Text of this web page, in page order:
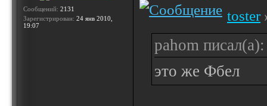
Сообщений: 2131
Зарегистрирован: 24 янв 2010,
19:07
toster
pahom писал(а):
это же Фбел